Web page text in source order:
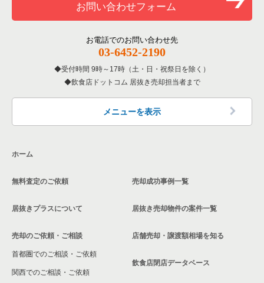
洋食の居抜き売却物件の案件一覧
その他の居抜き売却物件の案件一覧
川崎市幸区の飲食店の居抜き売却物件の案件一覧
厚木市の飲食店の居抜き売却物件の案件一覧
中郡の飲食店の居抜き売却物件の案件一覧
三浦郡の飲食店の居抜き売却物件の案件一覧
茅ヶ崎市の飲食店の居抜き売却物件の案件一覧
川崎市麻生区の飲食店の居抜き売却物件の案件一覧
相模原市中央区の飲食店の居抜き売却物件の案件一覧
横浜市保土ケ谷区の飲食店の居抜き売却物件の案件一覧
神奈川県の居酒屋・ダイニングバーの居抜き売却物件の案件一
神奈川県の専門料理の居抜き売却物件の案件一覧
神奈川県の和食の居抜き売却物件の案件一覧
神奈川県の洋食の居抜き売却物件の案件一覧
お問い合わせフォーム
お電話でのお問い合わせ先
03-6452-2190
受付時間 9時～17時（土・日・祝祭日を除く）
飲食店ドットコム 居抜き売却担当者まで
メニューを表示
ホーム
無料査定のご依頼
居抜きプラスについて
売却のご依頼・ご相談
首都圏でのご相談・ご依頼
関西でのご相談・ご依頼
売却成功事例一覧
居抜き売却物件の案件一覧
店舗売却・譲渡額相場を知る
飲食店閉店データベース